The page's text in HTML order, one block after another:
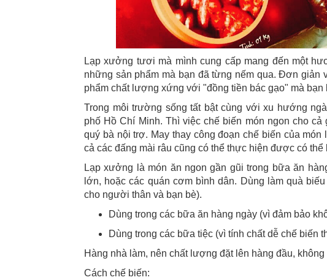
Lạp xưởng tươi mà mình cung cấp mang đến một
những sản phẩm mà bạn đã từng nếm qua. Đơn giản
phẩm chất lượng xứng với "đồng tiền bác gạo" mà bạn
Trong môi trường sống tất bật cùng với xu hướng
phố Hồ Chí Minh. Thì việc chế biến món ngon cho
quý bà nội trợ. May thay công đoạn chế biến của
cả các đấng mài râu cũng có thể thực hiện được có
Lạp xưởng là món ăn ngon gần gũi trong bữa ăn
lớn, hoặc các quán cơm bình dân. Dùng làm quà
cho người thân và bạn bè).
Dùng trong các bữa ăn hàng ngày (vì đảm bảo
Dùng trong các bữa tiệc (vì tính chất dễ chế biến
Hàng nhà làm, nên chất lượng đặt lên hàng đầu,
Cách chế biến: